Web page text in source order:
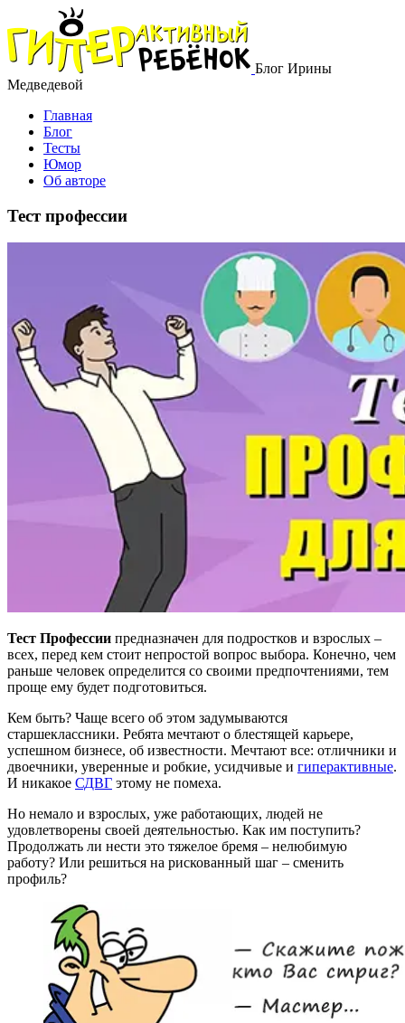
Блог Ирины
Медведевой
Главная
Блог
Тесты
Юмор
Об авторе
Тест профессии
Тест Профессии предназначен для подростков и взрослых –
всех, перед кем стоит непростой вопрос выбора. Конечно, чем
раньше человек определится со своими предпочтениями, тем
проще ему будет подготовиться.
Кем быть? Чаще всего об этом задумываются
старшеклассники. Ребята мечтают о блестящей карьере,
успешном бизнесе, об известности. Мечтают все: отличники и
двоечники, уверенные и робкие, усидчивые и гиперактивные.
И никакое СДВГ этому не помеха.
Но немало и взрослых, уже работающих, людей не
удовлетворены своей деятельностью. Как им поступить?
Продолжать ли нести это тяжелое бремя – нелюбимую
работу? Или решиться на рискованный шаг – сменить
профиль?